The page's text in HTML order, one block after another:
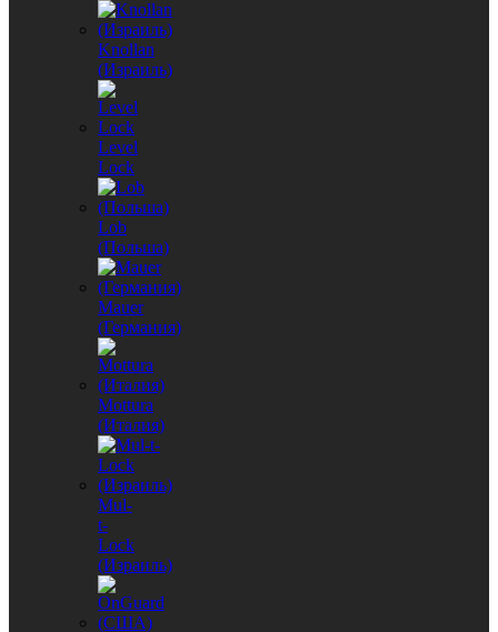
Knollan
(Израиль)
Level
Lock
Lob
(Польша)
Mauer
(Германия)
Mottura
(Италия)
Mul-
t-
Lock
(Израиль)